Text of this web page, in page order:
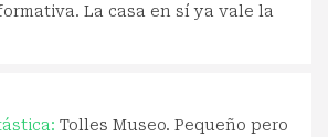
La casa en sí ya vale la
Tolles Museo. Pequeño pero